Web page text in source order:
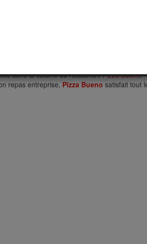
à heure) pour commander votre repas
pas à nous suivre sur notre site ou sur
un email de confirmation.
dans la cuisine du restaurantPizza Bueno.
repas entreprise, Pizza Bueno satisfait tout